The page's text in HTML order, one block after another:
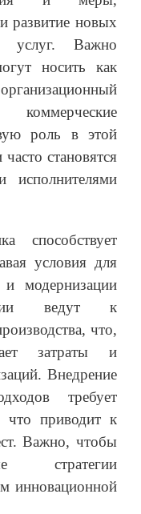
развитие новых
услуг. Важно
носить как
роль в этой
становятся
исполнителями
способствует
условия для
модернизации
ведут к
что,
затраты и
Внедрение
требует
что приводит к
Важно, чтобы
стратегии
инновационной